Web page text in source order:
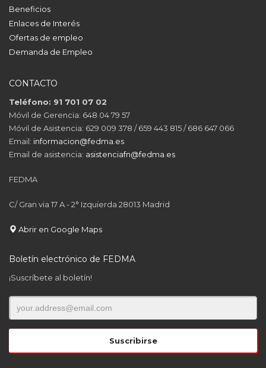
Beneficios
Enlaces de Interés
Ofertas de empleo
Demanda de Empleo
CONTACTO
Teléfono: 91 701 07 02
Móvil de Gerencia: 648 04 79 57
Móvil de Asistencia: 629 009 378 / 659 443 815 / 686 647 066
Email: informacion@fedma.es
Email de asistencia: asistenciafn@fedma.es
FEDMA
C/ Gran via 17 A - 2° Izquierda 28013 Madrid
Abrir en Google Maps
Boletín electrónico de FEDMA
¡Suscríbete al boletín!